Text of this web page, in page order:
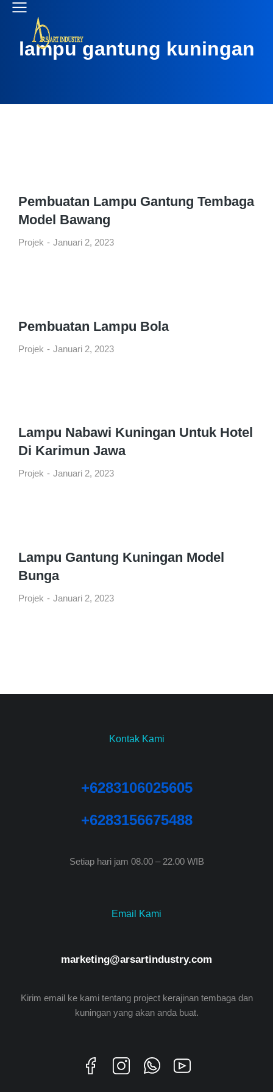
lampu gantung kuningan
Pembuatan Lampu Gantung Tembaga
Model Bawang
Projek Januari 2, 2023
Pembuatan Lampu Bola
Projek Januari 2, 2023
Lampu Nabawi Kuningan Untuk Hotel
Di Karimun Jawa
Projek Januari 2, 2023
Lampu Gantung Kuningan Model
Bunga
Projek Januari 2, 2023
Kontak Kami
+6283106025605
+6283156675488
Setiap hari jam 08.00 – 22.00 WIB
Email Kami
marketing@arsartindustry.com
Kirim email ke kami tentang project kerajinan tembaga dan
kuningan yang akan anda buat.